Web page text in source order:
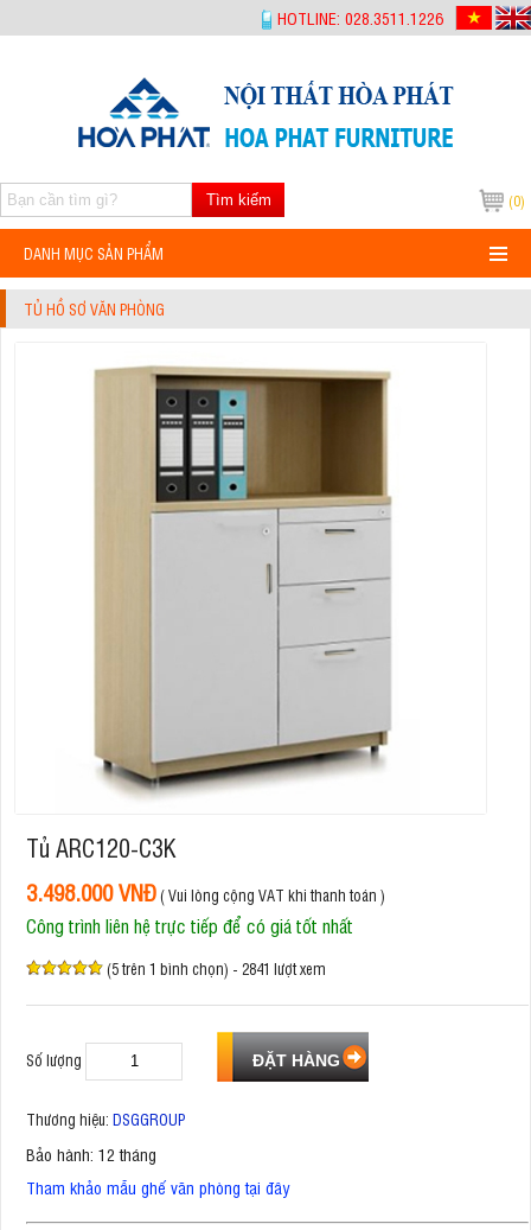
HOTLINE: 028.3511.1226
(0)
Tìm kiếm
DANH MỤC SẢN PHẨM
TỦ HỒ SƠ VĂN PHÒNG
Tủ ARC120-C3K
3.498.000 VNĐ( Vui lòng cộng VAT khi thanh toán )
Công trình liên hệ trực tiếp để có giá tốt nhất
(5 trên 1 bình chọn) - 2841 lượt xem
Số lượng
Thương hiệu: DSGGROUP
Bảo hành: 12 tháng
Tham khảo mẫu ghế văn phòng tại đây